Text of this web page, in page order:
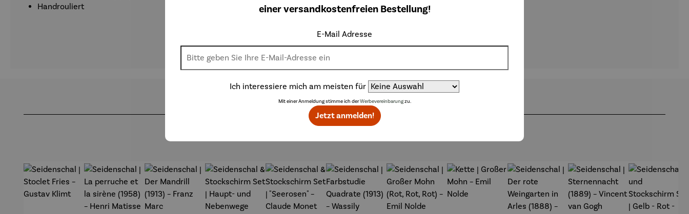
Handrouliert
einer versandkostenfreien Bestellung!
E-Mail Adresse
Ich interessiere mich am meisten für
Mit einer Anmeldung stimme ich derWerbevereinbarungzu.
Jetzt anmelden!